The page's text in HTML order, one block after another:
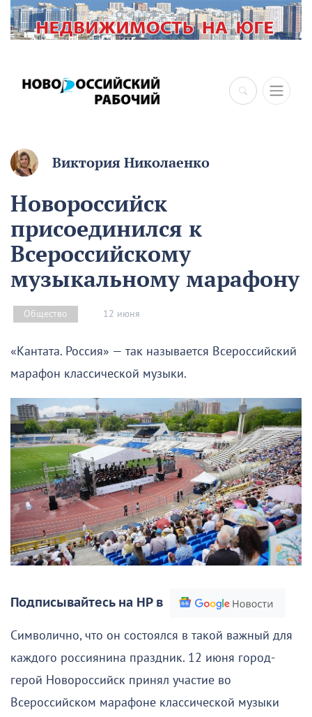
×
Виктория Николаенко
Новороссийск
присоединился к
Всероссийскому
музыкальному марафону
Общество 12 июня
«Кантата. Россия» — так называется Всероссийский
марафон классической музыки.
Подписывайтесь на НР в
Символично, что он состоялся в такой важный для
каждого россиянина праздник. 12 июня город-
герой Новороссийск принял участие во
Всероссийском марафоне классической музыки